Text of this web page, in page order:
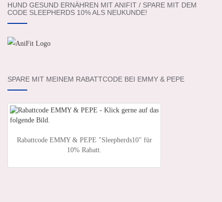
HUND GESUND ERNÄHREN MIT ANIFIT / SPARE MIT DEM
CODE SLEEPHERDS 10% ALS NEUKUNDE!
SPARE MIT MEINEM RABATTCODE BEI EMMY & PEPE
Rabattcode EMMY & PEPE "Sleepherds10" für
10% Rabatt.